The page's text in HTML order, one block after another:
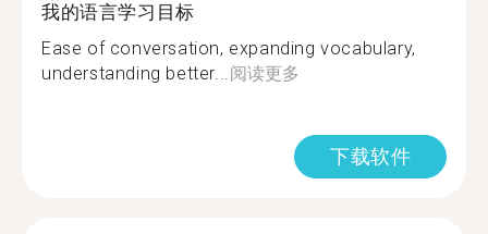
我的语言学习目标
Ease of conversation, expanding vocabulary,
understanding better...阅读更多
下载软件